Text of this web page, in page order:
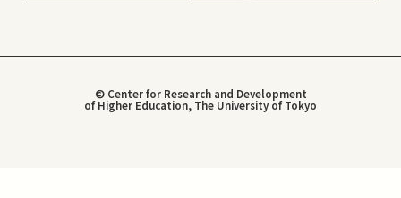
© Center for Research and Development
of Higher Education, The University of Tokyo